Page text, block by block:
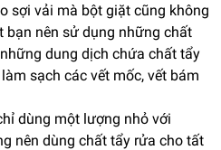
sợi vải mà bột giặt cũng không
nên sử dụng những chất
dung dịch chứa chất tẩy
sạch các vết mốc, vết bám
dùng một lượng nhỏ với
nên dùng chất tẩy rửa cho tất